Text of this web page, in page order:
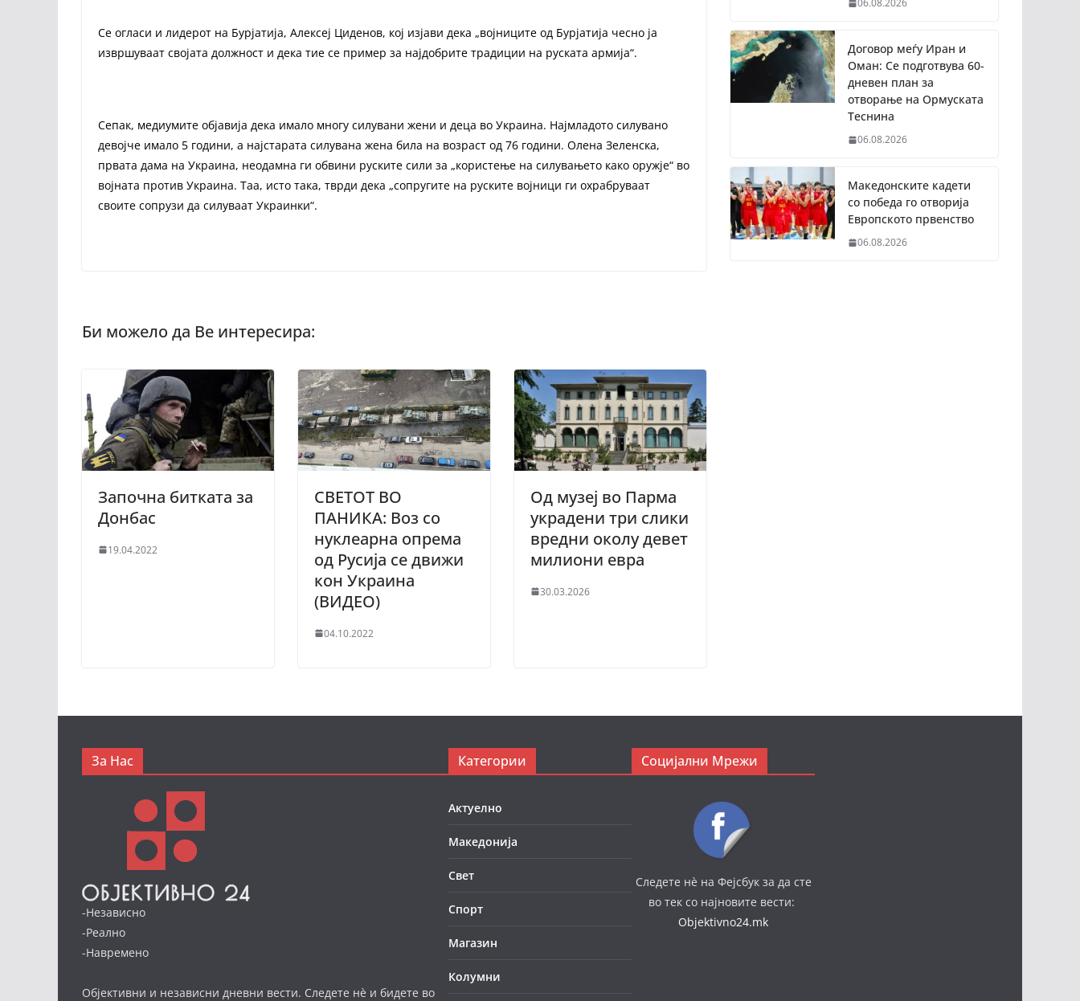
Се огласи и лидерот на Бурјатија, Алексеј Циденов, кој изјави дека „војниците од Бурјатија чесно ја
извршуваат својата должност и дека тие се пример за најдобрите традиции на руската армија“.
Сепак, медиумите објавија дека имало многу силувани жени и деца во Украина. Најмладото силувано
девојче имало 5 години, а најстарата силувана жена била на возраст од 76 години. Олена Зеленска,
првата дама на Украина, неодамна ги обвини руските сили за „користење на силувањето како оружје“ во
војната против Украина. Таа, исто така, тврди дека „сопругите на руските војници ги охрабруваат
своите сопрузи да силуваат Украинки“.
Започна битката за
Донбас
19.04.2022
СВЕТОТ ВО
ПАНИКА: Воз со
нуклеарна опрема
од Русија се движи
кон Украина
(ВИДЕО)
04.10.2022
Од музеј во Парма
украдени три слики
вредни околу девет
милиони евра
30.03.2026
06.08.2026
Договор меѓу Иран и
Оман: Се подготвува 60-
дневен план за
отворање на Ормуската
Теснина
06.08.2026
Македонските кадети
со победа го отворија
Европското првенство
06.08.2026
За Нас
-Независно
-Реално
-Навремено
Објективни и независни дневни вести. Следете нè и бидете во
Категории
Актуелно
Македонија
Свет
Спорт
Магазин
Колумни
Социјални Мрежи
Следете нè на Фејсбук за да сте
во тек со најновите вести:
Objektivno24.mk